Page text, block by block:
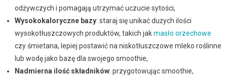
odżywczych i pomagają utrzymać uczucie sytości,
Wysokokaloryczne bazy: staraj się unikać dużych ilości
wysokotłuszczowych produktów, takich jakmasło orzechowe
czy śmietana, lepiej postawić na niskotłuszczowe mleko roślinne
lub wodę jako bazę dla swojego smoothie,
Nadmierna ilość składników: przygotowując smoothie,